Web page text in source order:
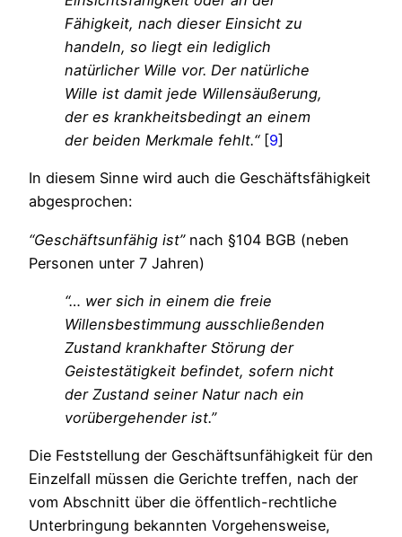
Fähigkeit, nach dieser Einsicht zu
handeln, so liegt ein lediglich
natürlicher Wille vor. Der natürliche
Wille ist damit jede Willensäußerung,
der es krankheitsbedingt an einem
der beiden Merkmale fehlt.“[9]
In diesem Sinne wird auch die Geschäftsfähigkeit
abgesprochen:
“Geschäftsunfähig ist”nach §104 BGB (neben
Personen unter 7 Jahren)
“… wer sich in einem die freie
Willensbestimmung ausschließenden
Zustand krankhafter Störung der
Geistestätigkeit befindet, sofern nicht
der Zustand seiner Natur nach ein
vorübergehender ist.”
Die Feststellung der Geschäftsunfähigkeit für den
Einzelfall müssen die Gerichte treffen, nach der
vom Abschnitt über die öffentlich-rechtliche
Unterbringung bekannten Vorgehensweise,